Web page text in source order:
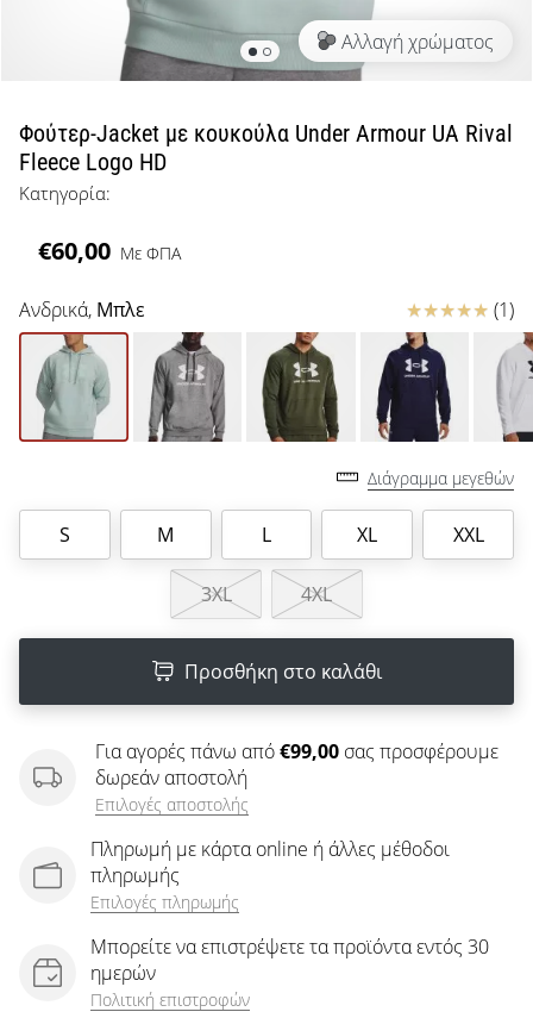
μπάσκετ
όπως
εμείς;
Έλα
μας
πρεσβευτής
της
μάρκας
μας.
όλων των
άρθρων
Αλλαγή χρώματος
Φούτερ-Jacket με κουκούλα Under Armour UA Rival
Fleece Logo HD
Κατηγορία:
€60,00 Με ΦΠΑ
Ανδρικά, Μπλε Κριτικές (1)
Διάγραμμα μεγεθών
S M L XL XXL
3XL 4XL
Προσθήκη στο καλάθι
Για αγορές πάνω από€99,00 σας προσφέρουμε
δωρεάν αποστολή
Επιλογές αποστολής
Πληρωμή με κάρτα online ή άλλες μέθοδοι
πληρωμής
Επιλογές πληρωμής
Μπορείτε να επιστρέψετε τα προϊόντα εντός 30
ημερών
Πολιτική επιστροφών